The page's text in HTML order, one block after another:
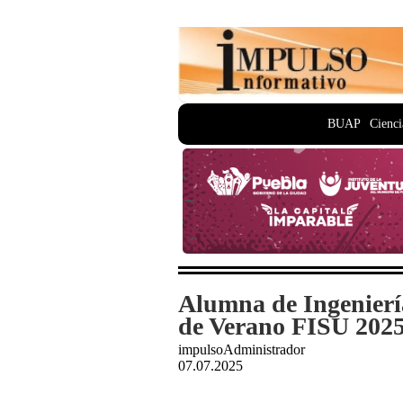
BUAP
Alumna de
de Verano FISU
impulsoAdministrador
07.07.2025